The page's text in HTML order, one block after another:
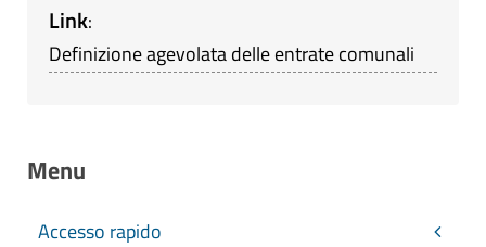
Link:
Definizione agevolata delle entrate comunali
Menu
Accesso rapido